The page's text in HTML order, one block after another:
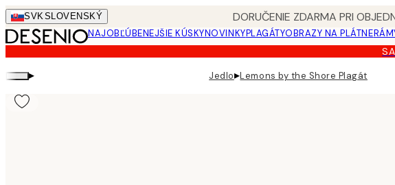
Skip
to
main
content.
SVKSLOVENSKÝ DORUČENIE ZDARMA PRI
NAJOBĽÚBENEJŠIE KÚSKYNOVINKYPLAGÁTYOBRAZY NA PLÁTNE
▸ Jedlo▸Lemons by the Shore Plagát